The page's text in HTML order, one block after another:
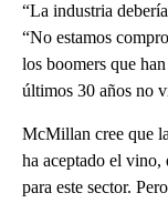
“La industria
“No estamos
los boomers que
últimos 30 años no
McMillan cree que
ha aceptado el vino,
para este sector.